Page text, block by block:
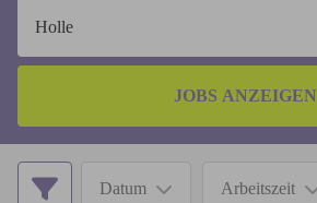
JOBS ANZEIGEN
Datum Arbeitszeit